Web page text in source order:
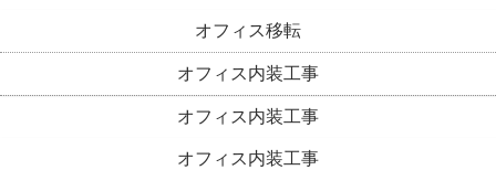
オフィス移転
オフィス内装工事
オフィス内装工事
オフィス内装工事